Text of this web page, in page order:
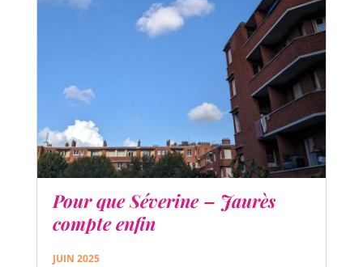
Pour que Séverine – Jaurès
compte enfin
JUIN 2025